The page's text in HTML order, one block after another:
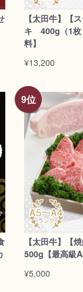
【太田牛】【
キ 400g（1枚
料】
¥13,200
【太田牛】【
500g【最高級
¥5,000